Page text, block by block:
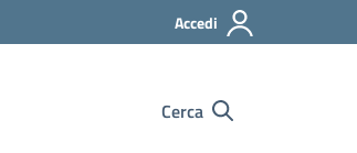
Accedi
Cerca